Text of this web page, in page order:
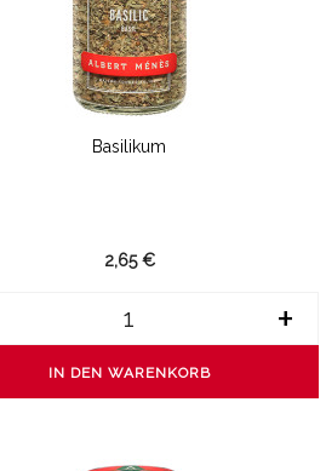
Basilikum
2,65 €
+
IN DEN WARENKORB